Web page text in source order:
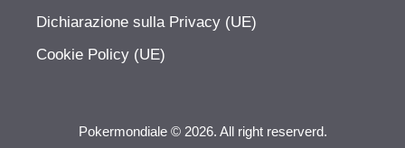
Dichiarazione sulla Privacy (UE)
Cookie Policy (UE)
Pokermondiale © 2026. All right reserverd.